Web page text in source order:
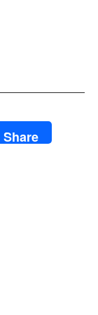
Share